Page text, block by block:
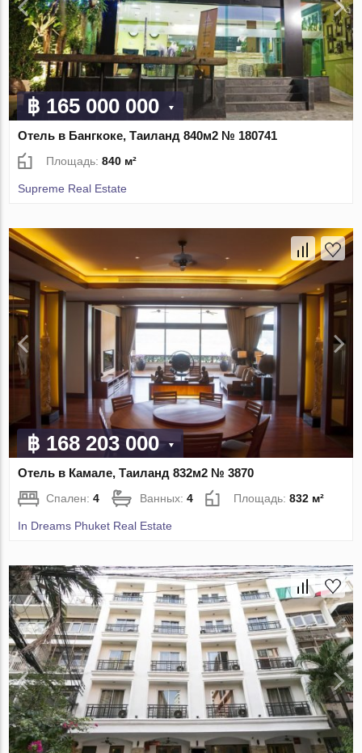
฿ 165 000 000
Отель в Бангкоке, Таиланд 840м2 № 180741
Площадь:840 м²
Supreme Real Estate
฿ 168 203 000
Отель в Камале, Таиланд 832м2 № 3870
Спален:4 Ванных:4 Площадь:832 м²
In Dreams Phuket Real Estate